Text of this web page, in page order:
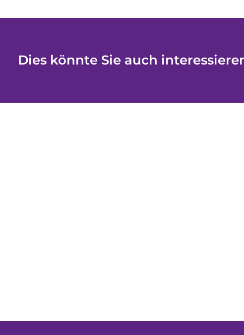
Dies könnte Sie auch